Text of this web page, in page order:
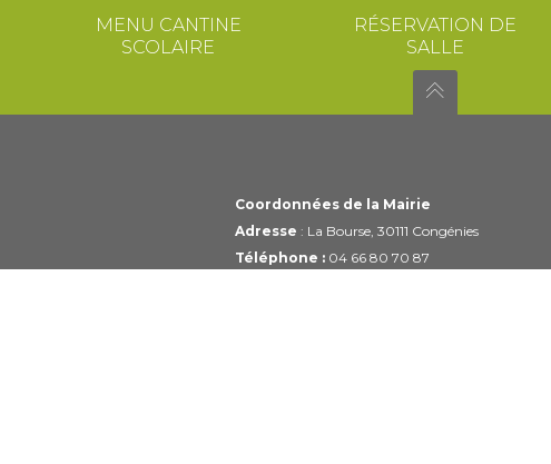
MENU CANTINE
SCOLAIRE
RÉSERVATION DE
SALLE
Coordonnées de la Mairie
Adresse : La Bourse, 30111 Congénies
Téléphone :04 66 80 70 87